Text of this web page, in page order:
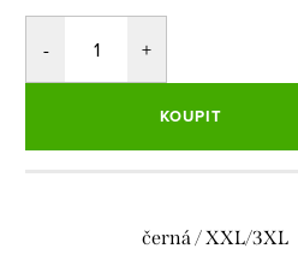
KOUPIT
černá / XXL/3XL